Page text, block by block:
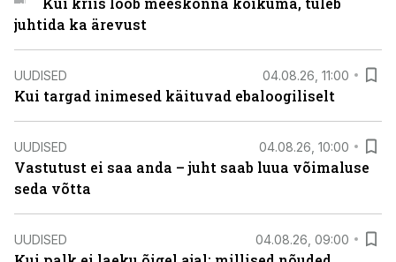
juhtida ka ärevust
UUDISED 04.08.26, 11:00
Kui targad inimesed käituvad ebaloogiliselt
UUDISED 04.08.26, 10:00
Vastutust ei saa anda – juht saab luua võimaluse
seda võtta
UUDISED 04.08.26, 09:00